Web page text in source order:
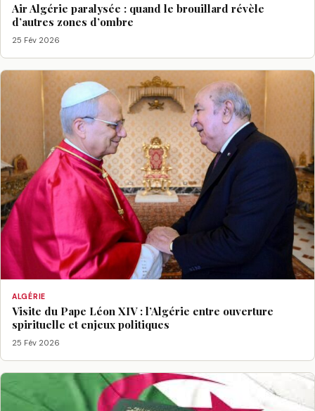
Air Algérie paralysée : quand le brouillard révèle
d’autres zones d’ombre
25 Fév 2026
ALGÉRIE
Visite du Pape Léon XIV : l’Algérie entre ouverture
spirituelle et enjeux politiques
25 Fév 2026